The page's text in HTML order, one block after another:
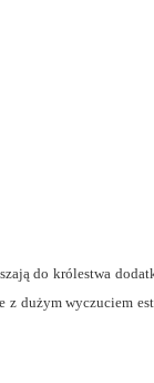
do królestwa
dużym wyczuciem